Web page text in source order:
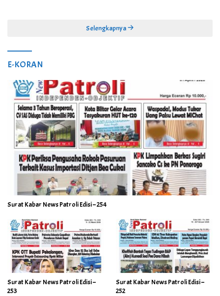
Selengkapnya
E-KORAN
Surat Kabar News Patroli Edisi – 254
Surat Kabar News Patroli Edisi –
253
Surat Kabar News Patroli Edisi –
252